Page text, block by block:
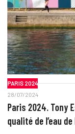
PARIS 2024
28/07/2024
Paris 2024. Tony
qualité de l’eau